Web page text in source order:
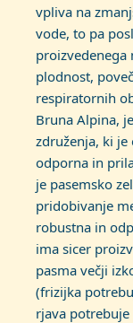
vpliva na
vode, to pa
proizvedenega
plodnost,
respiratornih
Bruna Alpina,
združenja, ki je
odporna in
je pasemsko
pridobivanje
robustna in
ima sicer
pasma večji
(frizijka
rjava